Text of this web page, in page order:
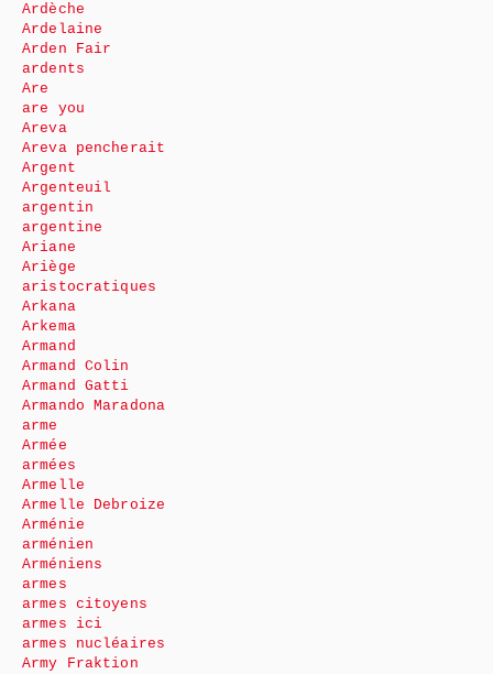
Ardèche
Ardelaine
Arden Fair
ardents
Are
are you
Areva
Areva pencherait
Argent
Argenteuil
argentin
argentine
Ariane
Ariège
aristocratiques
Arkana
Arkema
Armand
Armand Colin
Armand Gatti
Armando Maradona
arme
Armée
armées
Armelle
Armelle Debroize
Arménie
arménien
Arméniens
armes
armes citoyens
armes ici
armes nucléaires
Army Fraktion